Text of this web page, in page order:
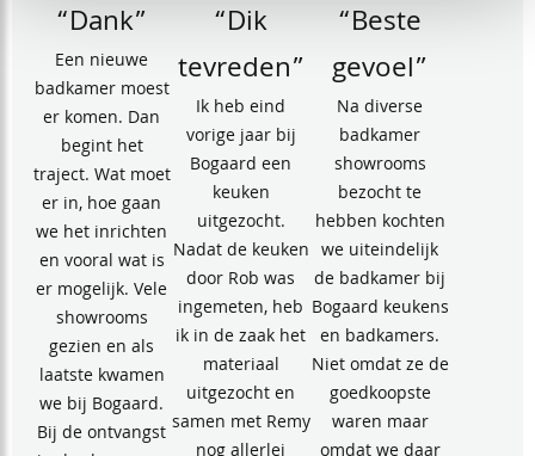
“Dank”
Een nieuwe
badkamer moest
er komen. Dan
begint het
traject. Wat moet
er in, hoe gaan
we het inrichten
en vooral wat is
er mogelijk. Vele
showrooms
gezien en als
laatste kwamen
we bij Bogaard.
Bij de ontvangst
“Dik
tevreden”
Ik heb eind
vorige jaar bij
Bogaard een
keuken
uitgezocht.
Nadat de keuken
door Rob was
ingemeten, heb
ik in de zaak het
materiaal
uitgezocht en
samen met Remy
“Beste
gevoel”
Na diverse
badkamer
showrooms
bezocht te
hebben kochten
we uiteindelijk
de badkamer bij
Bogaard keukens
en badkamers.
Niet omdat ze de
goedkoopste
waren maar